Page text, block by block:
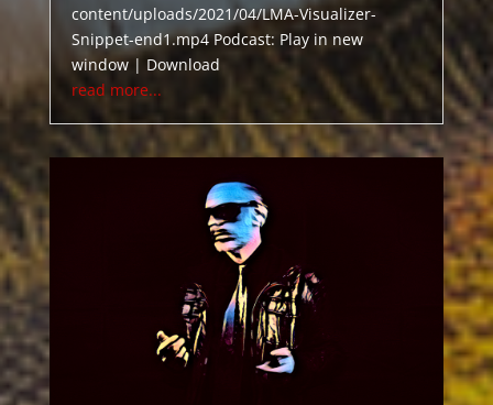
content/uploads/2021/04/LMA-Visualizer-
Snippet-end1.mp4 Podcast: Play in new
window | Download
read more...